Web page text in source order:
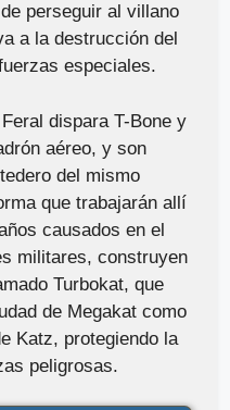
perseguir al villano
a la destrucción del
especiales.
dispara T-Bone y
aéreo, y son
del mismo
que trabajarán allí
causados en el
militares, construyen
Turbokat, que
de Megakat como
Katz, protegiendo la
peligrosas.